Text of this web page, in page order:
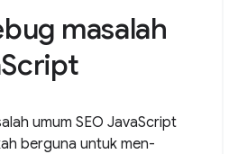
masalah
umum SEO JavaScript
berguna untuk men-